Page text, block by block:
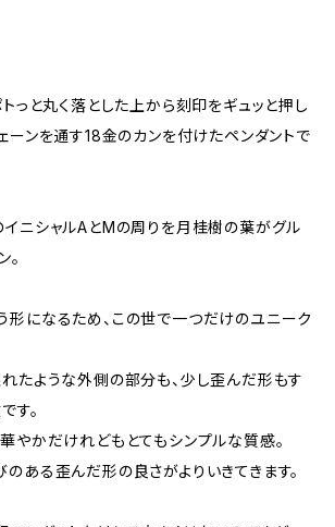
っと丸く落とした上から刻印をギュッと押し
ーンを通す18金のカンを付けたペンダントで
ニシャルAとMの周りを月桂樹の葉がグル
。
形になるため、この世で一つだけのユニーク
たような外側の部分も、少し歪んだ形もす
す。
やかだけれどもとてもシンプルな質感。
ある歪んだ形の良さがよりいきてきます。